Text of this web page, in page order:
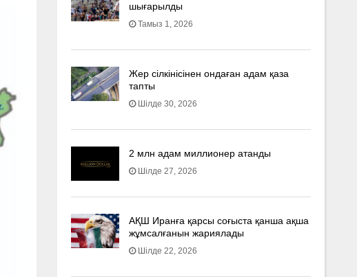
шығарылды
Тамыз 1, 2026
Жер сілкінісінен ондаған адам қаза
тапты
Шілде 30, 2026
2 млн адам миллионер атанды
Шілде 27, 2026
АҚШ Иранға қарсы соғыста қанша ақша
жұмсалғанын жариялады
Шілде 22, 2026